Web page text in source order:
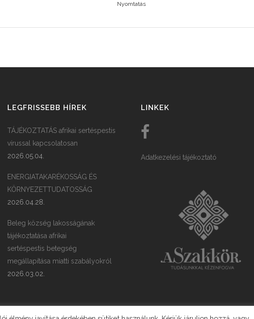
Nyomtatás
LEGFRISSEBB HÍREK
TÁJÉKOZTATÁS afrikai sertéspestis
vírussal kapcsolatosan
2026.05.04.
ENERGIATAKARÉKOSSÁG ÉS
KÖRNYEZETTUDATOSSÁG
2026.04.28.
Beleg község lakosságának
tájékoztatása afrikai
sertéspestis betegség
megállapítása miatti szabályokról
2026.03.02.
LINKEK
Adatkezelési tájékoztató